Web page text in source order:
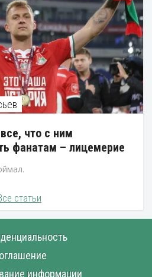
что с ним
фанатам – лицемерие
статьи
информации